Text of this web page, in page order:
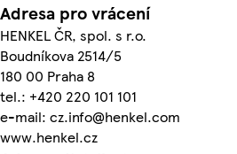
Adresa pro vrácení
HENKEL ČR, spol. s r.o.
Boudníkova 2514/5
180 00 Praha 8
tel.: +420 220 101 101
e-mail: cz.info@henkel.com
www.henkel.cz